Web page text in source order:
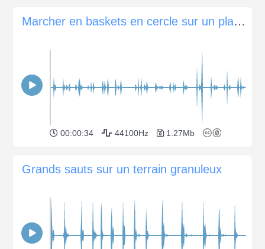
Marcher en baskets en cercle sur un plancher en bois
00:00:34 44100Hz 1.27Mb
Grands sauts sur un terrain granuleux